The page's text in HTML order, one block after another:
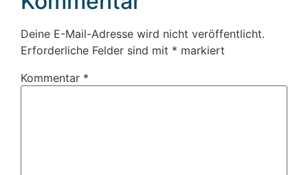
Deine E-Mail-Adresse wird nicht veröffentlicht.
Erforderliche Felder sind mit * markiert
Kommentar *